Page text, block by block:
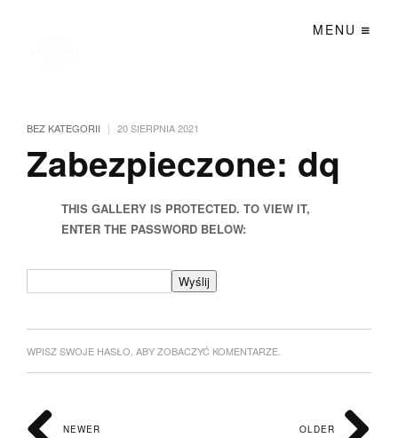
MENU
BEZ KATEGORII | 20 SIERPNIA 2021
Zabezpieczone: dq
THIS GALLERY IS PROTECTED. TO VIEW IT,
ENTER THE PASSWORD BELOW:
WPISZ SWOJE HASŁO, ABY ZOBACZYĆ KOMENTARZE.
OLDER
NEWER